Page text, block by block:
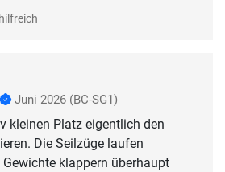
Juni 2026 (BC-SG1)
kleinen Platz eigentlich den
Die Seilzüge laufen
klappern überhaupt